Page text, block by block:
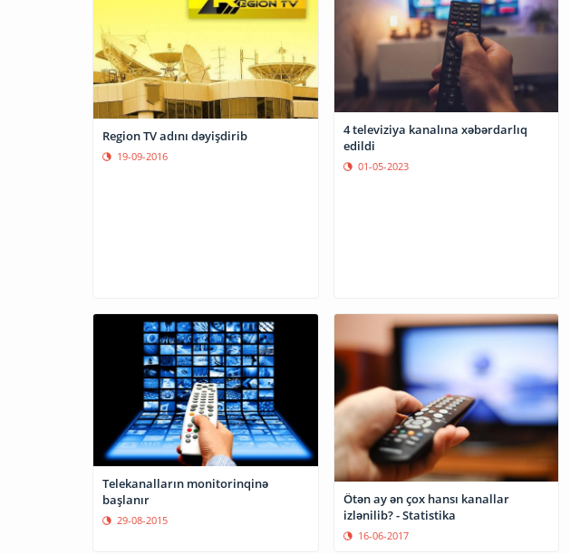
Region TV adını dəyişdirib
19-09-2016
4 televiziya kanalına xəbərdarlıq
edildi
01-05-2023
Telekanalların monitorinqinə
başlanır
29-08-2015
Ötən ay ən çox hansı kanallar
izlənilib? - Statistika
16-06-2017